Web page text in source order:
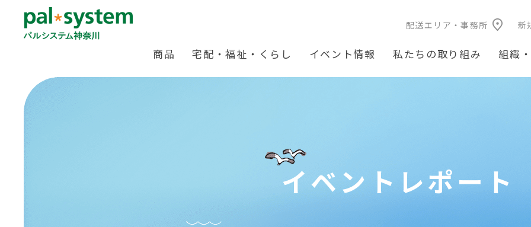
配送エリア・事務所 新
商品 宅配・福祉・くらし イベント情報 私たちの取り組み 組織
イベントレポート